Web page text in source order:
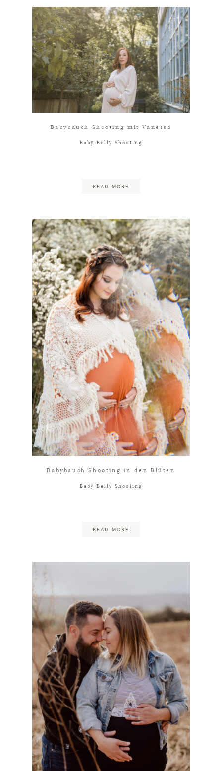
Babybauch Shooting mit Vanessa
Baby Belly Shooting
READ MORE
Babybauch Shooting in den Blüten
Baby Belly Shooting
READ MORE